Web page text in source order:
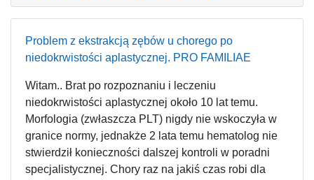
Problem z ekstrakcją zębów u chorego po
niedokrwistości aplastycznej. PRO FAMILIAE
Witam.. Brat po rozpoznaniu i leczeniu
niedokrwistości aplastycznej około 10 lat temu.
Morfologia (zwłaszcza PLT) nigdy nie wskoczyła w
granice normy, jednakże 2 lata temu hematolog nie
stwierdził konieczności dalszej kontroli w poradni
specjalistycznej. Chory raz na jakiś czas robi dla